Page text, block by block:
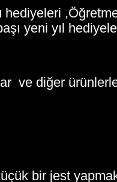
yeni yıl
ve diğer
bir jest